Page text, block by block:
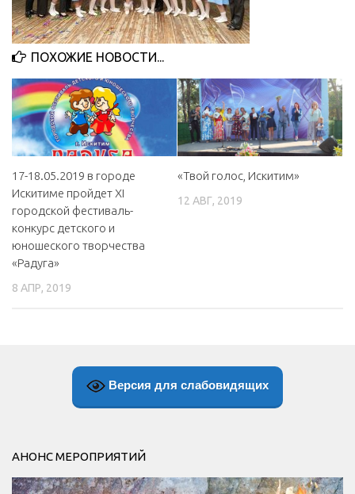
Отчеты о деятельности
Учреждения культуры
МБУ Дом культуры «Октябрь»
МБОУ ДО «Детская школа искусств»
МБОУ ДО «Детская музыкальная школа»
МБУК «Искитимский городской историко-художественный
музей»
МБУК «Централизованная библиотечная система»
ПОХОЖИЕ НОВОСТИ...
17-18.05.2019 в городе
Искитиме пройдет XI
городской фестиваль-
конкурс детского и
юношеского творчества
«Радуга»
8 АПР, 2019
«Твой голос, Искитим»
12 АВГ, 2019
Версия для слабовидящих
АНОНС МЕРОПРИЯТИЙ